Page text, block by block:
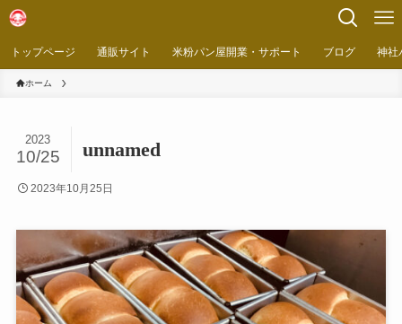
トップページ 通販サイト 米粉パン屋開業・サポート ブログ 神社
ホーム
unnamed
2023
10/25
2023年10月25日